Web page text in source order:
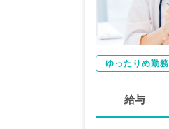
ゆったりめ勤務
給与